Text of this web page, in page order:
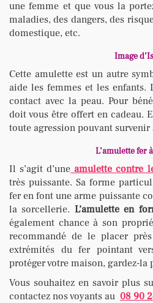
une femme et que vous la
maladies, des dangers, des
domestique, etc.
Image
Cette amulette est un autre
aide les femmes et les enfants.
contact avec la peau. Pour
doit vous être offert en cadeau.
toute agression pouvant survenir
L’amulette fer
Il s’agit d’une amulette contre
très puissante. Sa forme
fer en font une arme puissante
la sorcellerie. L’amulette en
également chance à son
recommandé de le placer
extrémités du fer pointant
protéger votre maison, gardez-la
Vous souhaitez en savoir plus
contactez nos voyants au 08 90